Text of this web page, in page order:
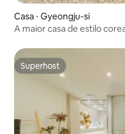
Casa ⋅ Gyeongju-si
A maior casa de estilo
Superhost
Superhost